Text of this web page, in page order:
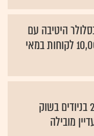
היטיבה עם
חודש ינואר 2020 בניודים בשוק